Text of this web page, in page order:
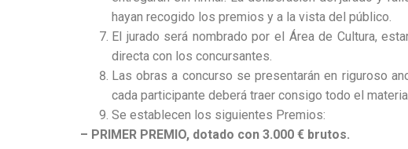
hayan recogido los premios y a la vista del público.
El jurado será nombrado por el Área de Cultura,
directa con los concursantes.
Las obras a concurso se presentarán en riguroso
cada participante deberá traer consigo todo el
Se establecen los siguientes Premios:
– PRIMER PREMIO, dotado con 3.000 € brutos.